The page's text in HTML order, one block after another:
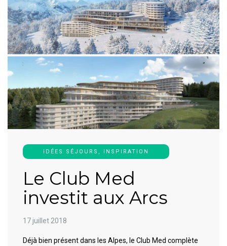
IDÉES SÉJOURS , INSPIRATION
Le Club Med
investit aux Arcs
17 juillet 2018
Déjà bien présent dans les Alpes, le Club Med complète